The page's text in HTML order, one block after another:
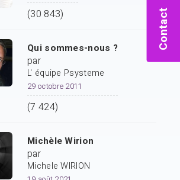
(30 843)
Qui sommes-nous ?
par
L' équipe Psysteme
29 octobre 2011
(7 424)
Michèle Wirion
par
Michele WIRION
Contact